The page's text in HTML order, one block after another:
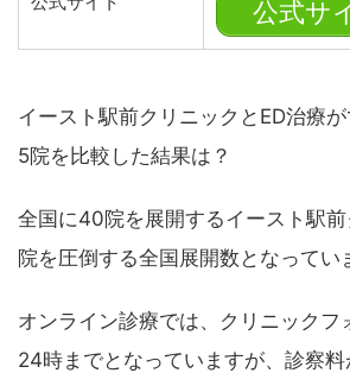
公式サ
イースト駅前クリニックとED治療
5院を比較した結果は？
全国に40院を展開するイースト駅
院を圧倒する全国展開数となってい
オンライン診療では、クリニックフ
24時までとなっていますが、診察料